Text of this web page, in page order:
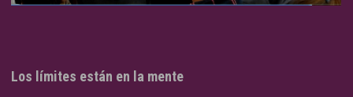
Los límites están en la mente